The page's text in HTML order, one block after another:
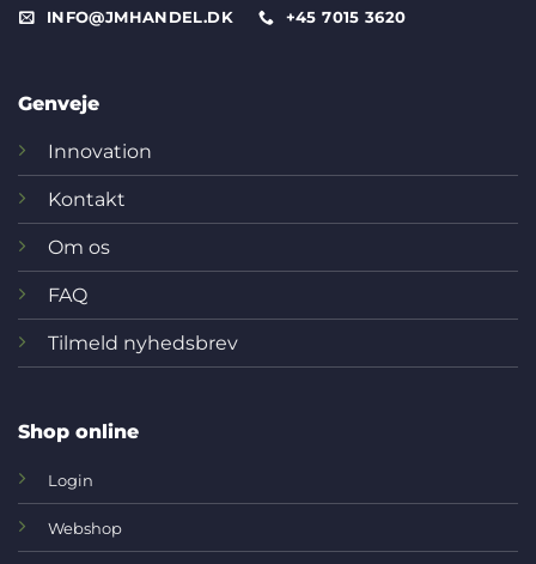
INFO@JMHANDEL.DK +45 7015 3620
Genveje
Innovation
Kontakt
Om os
FAQ
Tilmeld nyhedsbrev
Shop online
Login
Webshop